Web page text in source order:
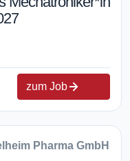
zum Job
Pharma GmbH